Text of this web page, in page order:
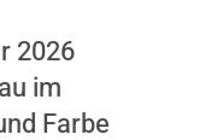
2026
im
Farbe